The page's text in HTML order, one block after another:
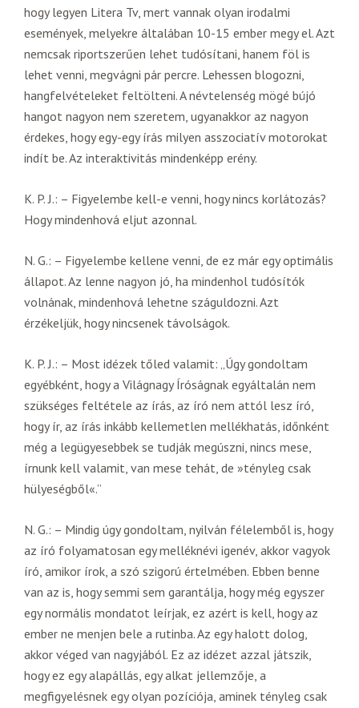
hogy legyen Litera Tv, mert vannak olyan irodalmi
események, melyekre általában 10-15 ember megy el. Azt
nemcsak riportszerűen lehet tudósítani, hanem föl is
lehet venni, megvágni pár percre. Lehessen blogozni,
hangfelvételeket feltölteni. A névtelenség mögé bújó
hangot nagyon nem szeretem, ugyanakkor az nagyon
érdekes, hogy egy-egy írás milyen asszociatív motorokat
indít be. Az interaktivitás mindenképp erény.
K. P. J.: – Figyelembe kell-e venni, hogy nincs korlátozás?
Hogy mindenhová eljut azonnal.
N. G.: – Figyelembe kellene venni, de ez már egy optimális
állapot. Az lenne nagyon jó, ha mindenhol tudósítók
volnának, mindenhová lehetne száguldozni. Azt
érzékeljük, hogy nincsenek távolságok.
K. P. J.: – Most idézek tőled valamit: „Úgy gondoltam
egyébként, hogy a Világnagy Íróságnak egyáltalán nem
szükséges feltétele az írás, az író nem attól lesz író,
hogy ír, az írás inkább kellemetlen mellékhatás, időnként
még a legügyesebbek se tudják megúszni, nincs mese,
írnunk kell valamit, van mese tehát, de »tényleg csak
hülyeségből«.”
N. G.: – Mindig úgy gondoltam, nyilván félelemből is, hogy
az író folyamatosan egy melléknévi igenév, akkor vagyok
író, amikor írok, a szó szigorú értelmében. Ebben benne
van az is, hogy semmi sem garantálja, hogy még egyszer
egy normális mondatot leírjak, ez azért is kell, hogy az
ember ne menjen bele a rutinba. Az egy halott dolog,
akkor véged van nagyjából. Ez az idézet azzal játszik,
hogy ez egy alapállás, egy alkat jellemzője, a
megfigyelésnek egy olyan pozíciója, aminek tényleg csak